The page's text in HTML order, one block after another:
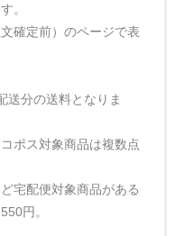
。
確定前）のページで表
送分の送料となりま
ポス対象商品は複数点
宅配便対象商品がある
円。